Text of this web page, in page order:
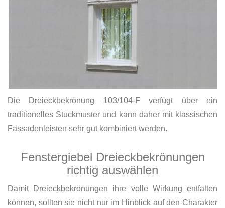
Die Dreieckbekrönung 103/104-F verfügt über ein
traditionelles Stuckmuster und kann daher mit klassischen
Fassadenleisten sehr gut kombiniert werden.
Fenstergiebel Dreieckbekrönungen
richtig auswählen
Damit Dreieckbekrönungen ihre volle Wirkung entfalten
können, sollten sie nicht nur im Hinblick auf den Charakter